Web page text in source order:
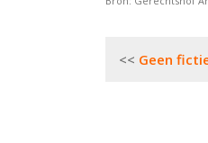
Bericht
Geen